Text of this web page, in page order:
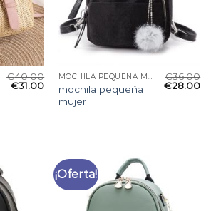
€40.00
€31.00
MOCHILA PEQUEÑA MUJER
mochila pequeña
mujer
€36.00
€28.00
¡Oferta!